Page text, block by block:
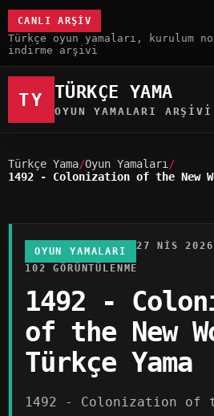
CANLI ARŞIV
Türkçe oyun yamaları, kurulum
indirme arşivi
TY TÜRKÇE YAMA
OYUN YAMALARI ARŞIVI
Türkçe Yama Oyun Yamaları
1492 - Colonization of the New
OYUN YAMALARI 27 NIS 2026
102 GÖRÜNTÜLENME
1492 -
of the New
Türkçe Yama
1492 - Colonization of